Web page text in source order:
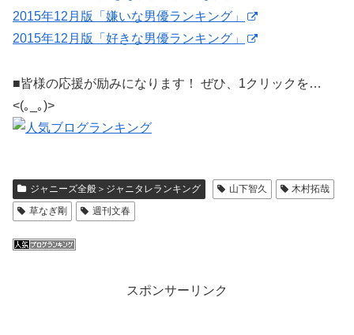
2015年12月版「嫌いな男優ランキング」
2015年12月版「好きな男優ランキング」
■皆様の応援が励みになります！ ぜひ、1クリックを…
<(｡_｡)>
ジャニーズ全般＞ジャニタレランキング 山下智久
木村拓哉
草なぎ剛
週刊文春
スポンサーリンク